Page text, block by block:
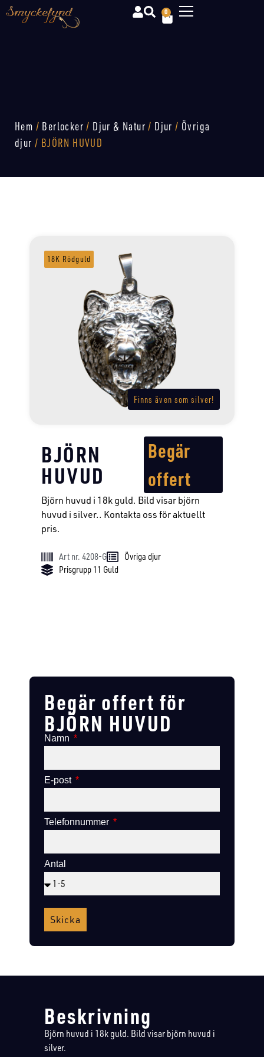
0
Hem / Berlocker / Djur & Natur / Djur / Övriga
djur / BJÖRN HUVUD
Finns även som silver!
18K Rödguld
BJÖRN
HUVUD
Begär
offert
Björn huvud i 18k guld. Bild visar björn
huvud i silver.. Kontakta oss för aktuellt
pris.
Art nr. 4208-G
Övriga djur
Prisgrupp 11 Guld
Begär offert för
BJÖRN HUVUD
Namn
E-post
Telefonnummer
Antal
Skicka
Beskrivning
Björn huvud i 18k guld. Bild visar björn huvud i
silver.